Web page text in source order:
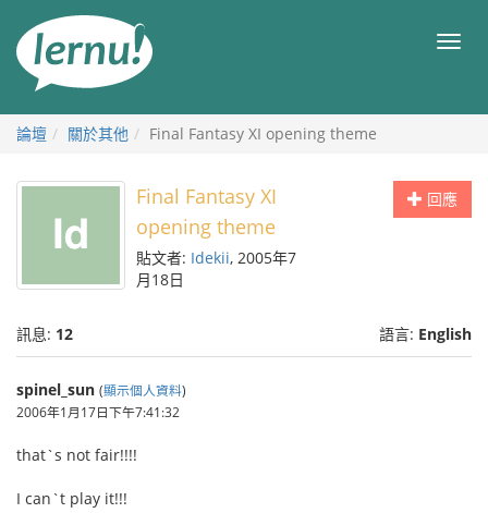
目
論壇 關於其他 Final Fantasy XI opening theme
回應
Final Fantasy XI
opening theme
貼文者: Idekii, 2005年7
月18日
訊息: 12 語言: English
spinel_sun (顯示個人資料)
2006年1月17日下午7:41:32
that`s not fair!!!!
I can`t play it!!!